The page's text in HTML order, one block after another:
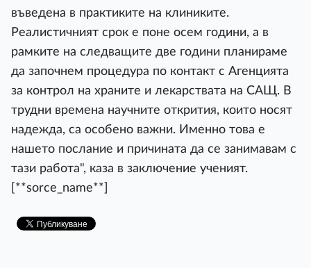
въведена в практиките на клиниките.
Реалистичният срок е поне осем години, а в
рамките на следващите две години планираме
да започнем процедура по контакт с Агенцията
за контрол на храните и лекарствата на САЩ. В
трудни времена научните открития, които носят
надежда, са особено важни. Именно това е
нашето послание и причината да се занимавам с
тази работа", каза в заключение ученият.
[**sorce_name**]